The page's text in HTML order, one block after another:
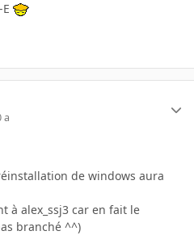
a
de windows aura
à alex_ssj3 car en fait le
branché ^^)